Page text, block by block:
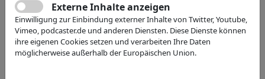
Externe Inhalte anzeigen
Einwilligung zur Einbindung externer Inhalte von Twitter, Youtube,
Vimeo, podcaster.de und anderen Diensten. Diese Dienste können
ihre eigenen Cookies setzen und verarbeiten Ihre Daten
möglicherweise außerhalb der Europäischen Union.